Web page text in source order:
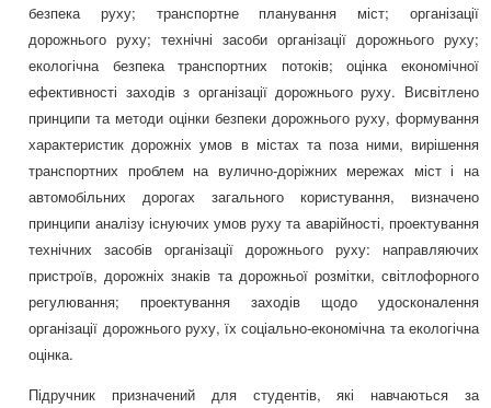
безпека руху; транспортне планування міст; організації
дорожнього руху; технічні засоби організації дорожнього руху;
екологічна безпека транспортних потоків; оцінка економічної
ефективності заходів з організації дорожнього руху. Висвітлено
принципи та методи оцінки безпеки дорожнього руху, формування
характеристик дорожніх умов в містах та поза ними, вирішення
транспортних проблем на вулично-доріжних мережах міст і на
автомобільних дорогах загального користування, визначено
принципи аналізу існуючих умов руху та аварійності, проектування
технічних засобів організації дорожнього руху: направляючих
пристроїв, дорожніх знаків та дорожньої розмітки, світлофорного
регулювання; проектування заходів щодо удосконалення
організації дорожнього руху, їх соціально-економічна та екологічна
оцінка.
Підручник призначений для студентів, які навчаються за